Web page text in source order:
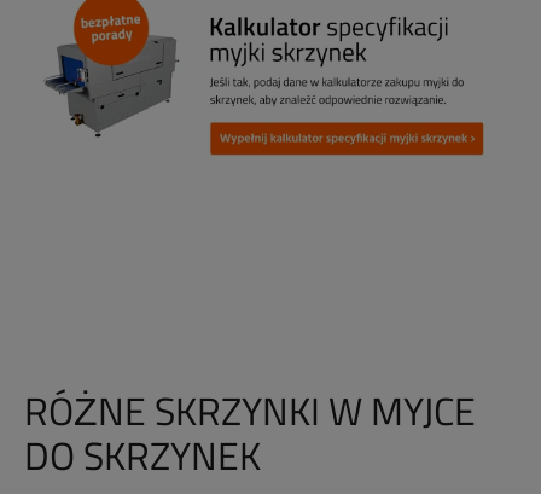
RÓŻNE SKRZYNKI W MYJCE
DO SKRZYNEK